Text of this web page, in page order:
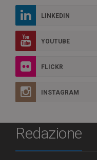
LINKEDIN
YOUTUBE
FLICKR
INSTAGRAM
Redazione